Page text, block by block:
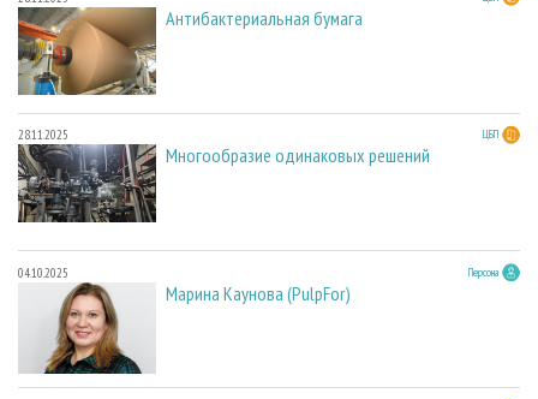
Антибактериальная бумага
28.11.2025 ЦБП
Многообразие одинаковых решений
04.10.2025 Персона
Марина Каунова (PulpFor)